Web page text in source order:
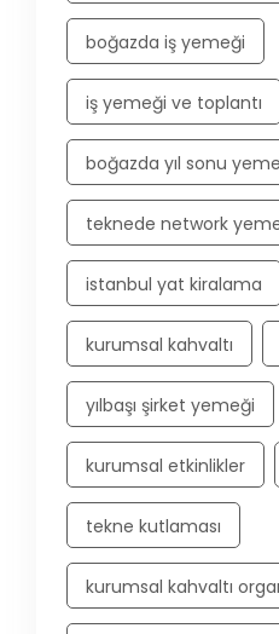
boğazda iş yemeği
iş yemeği ve toplantı
boğazda yıl sonu
teknede network
istanbul yat kiralama
kurumsal kahvaltı
yılbaşı şirket yemeği
kurumsal etkinlikler
tekne kutlaması
kurumsal kahvaltı